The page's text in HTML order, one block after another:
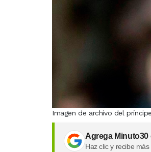
Imagen de archivo del
Agrega
Haz clic y recibe